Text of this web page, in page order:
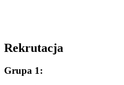
Rekrutacja
Grupa 1: